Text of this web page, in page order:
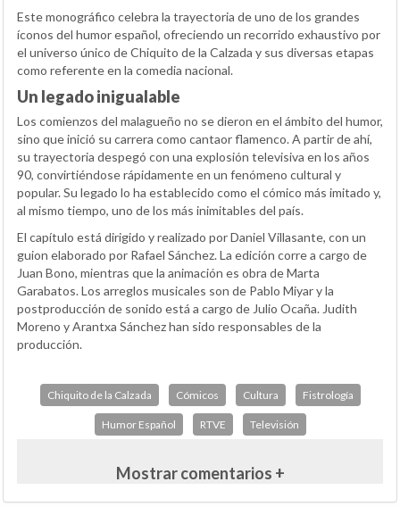
Este monográfico celebra la trayectoria de uno de los grandes
íconos del humor español, ofreciendo un recorrido exhaustivo por
el universo único de Chiquito de la Calzada y sus diversas etapas
como referente en la comedia nacional.
Un legado inigualable
Los comienzos del malagueño no se dieron en el ámbito del humor,
sino que inició su carrera como cantaor flamenco. A partir de ahí,
su trayectoria despegó con una explosión televisiva en los años
90, convirtiéndose rápidamente en un fenómeno cultural y
popular. Su legado lo ha establecido como el cómico más imitado y,
al mismo tiempo, uno de los más inimitables del país.
El capítulo está dirigido y realizado por Daniel Villasante, con un
guion elaborado por Rafael Sánchez. La edición corre a cargo de
Juan Bono, mientras que la animación es obra de Marta
Garabatos. Los arreglos musicales son de Pablo Miyar y la
postproducción de sonido está a cargo de Julio Ocaña. Judith
Moreno y Arantxa Sánchez han sido responsables de la
producción.
Chiquito de la Calzada Cómicos Cultura Fistrología
Humor Español RTVE Televisión
Mostrar comentarios +